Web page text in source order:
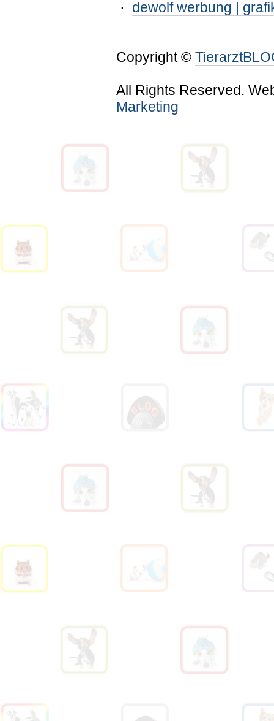
· dewolf werbung |
Copyright ©
All Rights Reserved.
Marketing